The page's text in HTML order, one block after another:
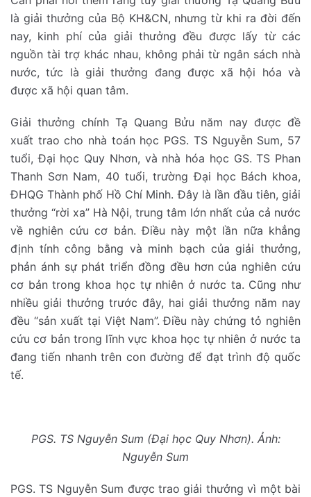
là giải thưởng của Bộ KH&CN, nhưng từ khi ra đời đến
nay, kinh phí của giải thưởng đều được lấy từ các
nguồn tài trợ khác nhau, không phải từ ngân sách nhà
nước, tức là giải thưởng đang được xã hội hóa và
được xã hội quan tâm.
Giải thưởng chính Tạ Quang Bửu năm nay được đề
xuất trao cho nhà toán học PGS. TS Nguyễn Sum, 57
tuổi, Đại học Quy Nhơn, và nhà hóa học GS. TS Phan
Thanh Sơn Nam, 40 tuổi, trường Đại học Bách khoa,
ĐHQG Thành phố Hồ Chí Minh. Đây là lần đầu tiên, giải
thưởng “rời xa” Hà Nội, trung tâm lớn nhất của cả nước
về nghiên cứu cơ bản. Điều này một lần nữa khẳng
định tính công bằng và minh bạch của giải thưởng,
phản ánh sự phát triển đồng đều hơn của nghiên cứu
cơ bản trong khoa học tự nhiên ở nước ta. Cũng như
nhiều giải thưởng trước đây, hai giải thưởng năm nay
đều “sản xuất tại Việt Nam”. Điều này chứng tỏ nghiên
cứu cơ bản trong lĩnh vực khoa học tự nhiên ở nước ta
đang tiến nhanh trên con đường để đạt trình độ quốc
tế.
PGS. TS Nguyễn Sum (Đại học Quy Nhơn). Ảnh:
Nguyễn Sum
PGS. TS Nguyễn Sum được trao giải thưởng vì một bài